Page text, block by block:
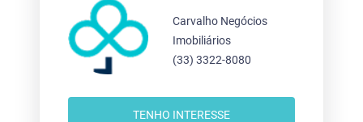
Carvalho Negócios
Imobiliários
(33) 3322-8080
TENHO INTERESSE